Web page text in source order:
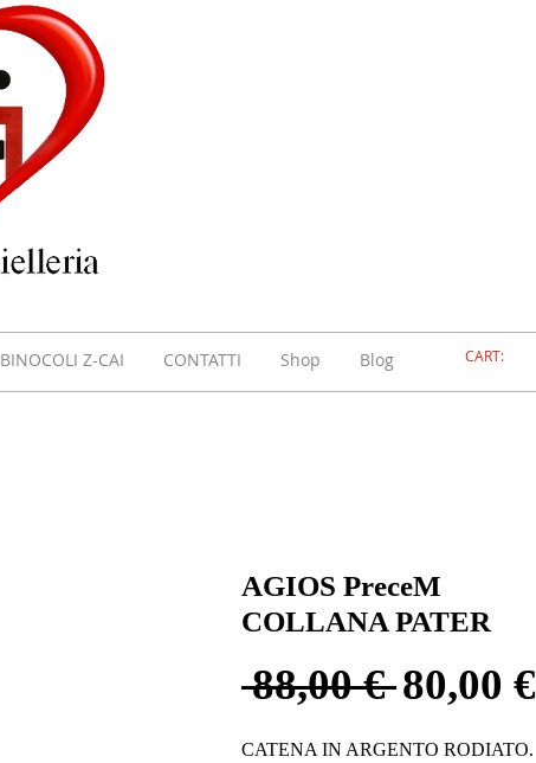
BINOCOLI Z-CAI CONTATTI Shop Blog CART:
AGIOS PreceM
COLLANA PATER
88,00 € Prezzo
regolare
80,00 €
CATENA IN ARGENTO RODIATO.